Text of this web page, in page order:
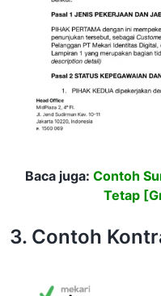
Baca juga: Contoh
Tetap
3. Contoh